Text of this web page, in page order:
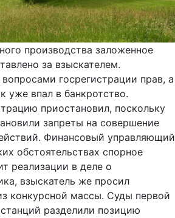
производства заложенное
за взыскателем.
вопросами госрегистрации прав, а
уже впал в банкротство.
приостановил, поскольку
запреты на совершение
Финансовый управляющий
обстоятельствах спорное
реализации в деле о
взыскатель же просил
конкурсной массы. Суды первой
разделили позицию